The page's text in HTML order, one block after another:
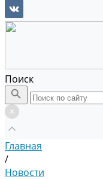
Поиск
Главная
/
Новости